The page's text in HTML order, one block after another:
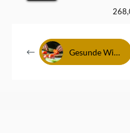
Gesunde Winterrezepte